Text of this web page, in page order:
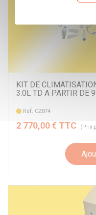
KIT DE
3.0L TD A PARTIR DE
Réf. CZ074
2 770,00 € TTC (Prix